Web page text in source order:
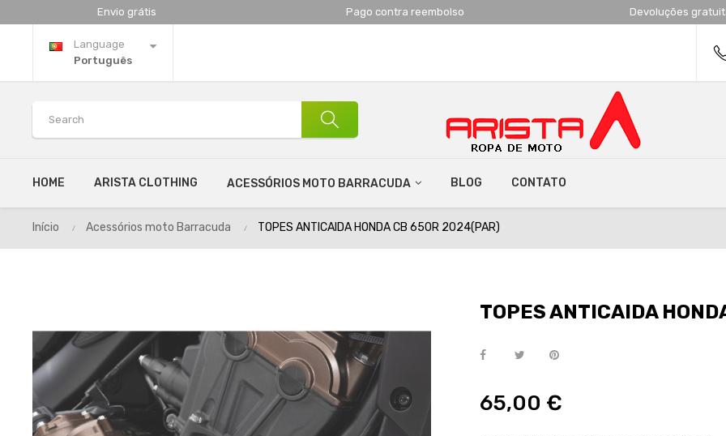
Envio grátis Pago contra reembolso Devoluções
Language
Português
HOME ARISTA CLOTHING ACESSÓRIOS MOTO BARRACUDA BLOG CONTATO
Início Acessórios moto Barracuda TOPES ANTICAIDA HONDA CB 650R 2024(PAR)
TOPES ANTICAIDA
65,00 €